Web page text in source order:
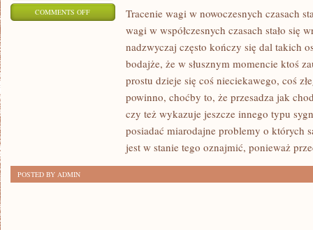
COMMENTS OFFON
ROZMAITOŚĆ
PRZEDE
Tracenie wagi w nowoczesnych czasach
wagi w współczesnych czasach stało się
nadzwyczaj często kończy się dal takich
bodajże, że w słusznym momencie ktoś
prostu dzieje się coś nieciekawego, coś
powinno, choćby to, że przesadza jak
czy też wykazuje jeszcze innego typu
posiadać miarodajne problemy o których
jest w stanie tego oznajmić, ponieważ
POSTED BY ADMIN